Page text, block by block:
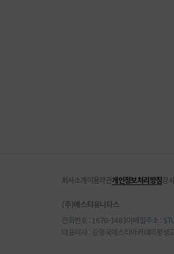
회사소개이용약관개인정보처리방침강
(주)에스티유니타스
전화번호 : 1670-1483이메일주소 :
대표이사 : 김형국에스티아카데미평생